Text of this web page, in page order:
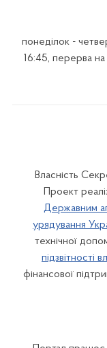
понеділок -
16:45, перерва на
Власність
Проект
Державним
урядування
технічної
підзвітності
фінансової